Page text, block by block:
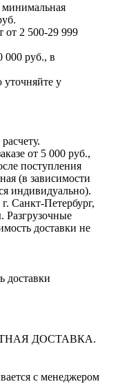
от 2 500-29 999
000 руб., в
у
от 5 000 руб.,
поступления
(в зависимости
индивидуально).
Санкт-Петербург,
Разгрузочные
доставки не
доставки
ДОСТАВКА.
с менеджером